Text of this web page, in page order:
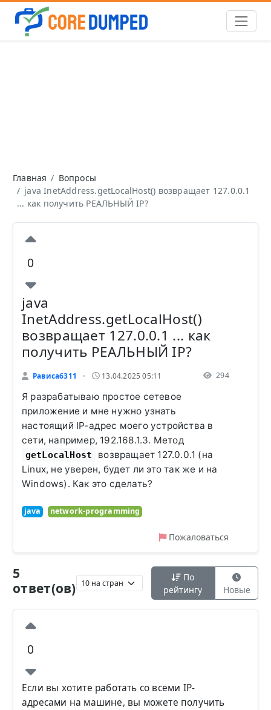
Главная
Вопросы
java InetAddress.getLocalHost() возвращает 127.0.0.1
... как получить РЕАЛЬНЫЙ IP?
0
java
InetAddress.getLocalHost()
возвращает 127.0.0.1 ... как
получить РЕАЛЬНЫЙ IP?
Рависа6311 • 13.04.2025 05:11 294
Я разрабатываю простое сетевое
приложение и мне нужно узнать
настоящий IP-адрес моего устройства в
сети, например, 192.168.1.3. Метод
getLocalHost
возвращает 127.0.0.1 (на
Linux, не уверен, будет ли это так же и на
Windows). Как это сделать?
java network-programming
Пожаловаться
5
ответ(ов)
По
рейтингу
Новые
0
Если вы хотите работать со всеми IP-
адресами на машине, вы можете получить